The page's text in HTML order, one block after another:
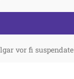
vor fi suspendate